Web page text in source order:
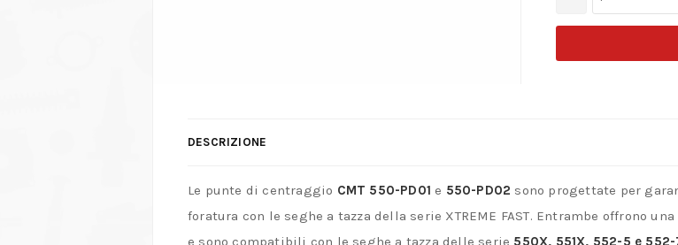
di
Centraggio
DESCRIZIONE
Le punte di centraggio CMT 550-PD01 e 550-PD02 sono progettate per
foratura con le seghe a tazza della serie XTREME FAST. Entrambe offrono
e sono compatibili con le seghe a tazza delle serie 550X, 551X, 552-5 e 552-